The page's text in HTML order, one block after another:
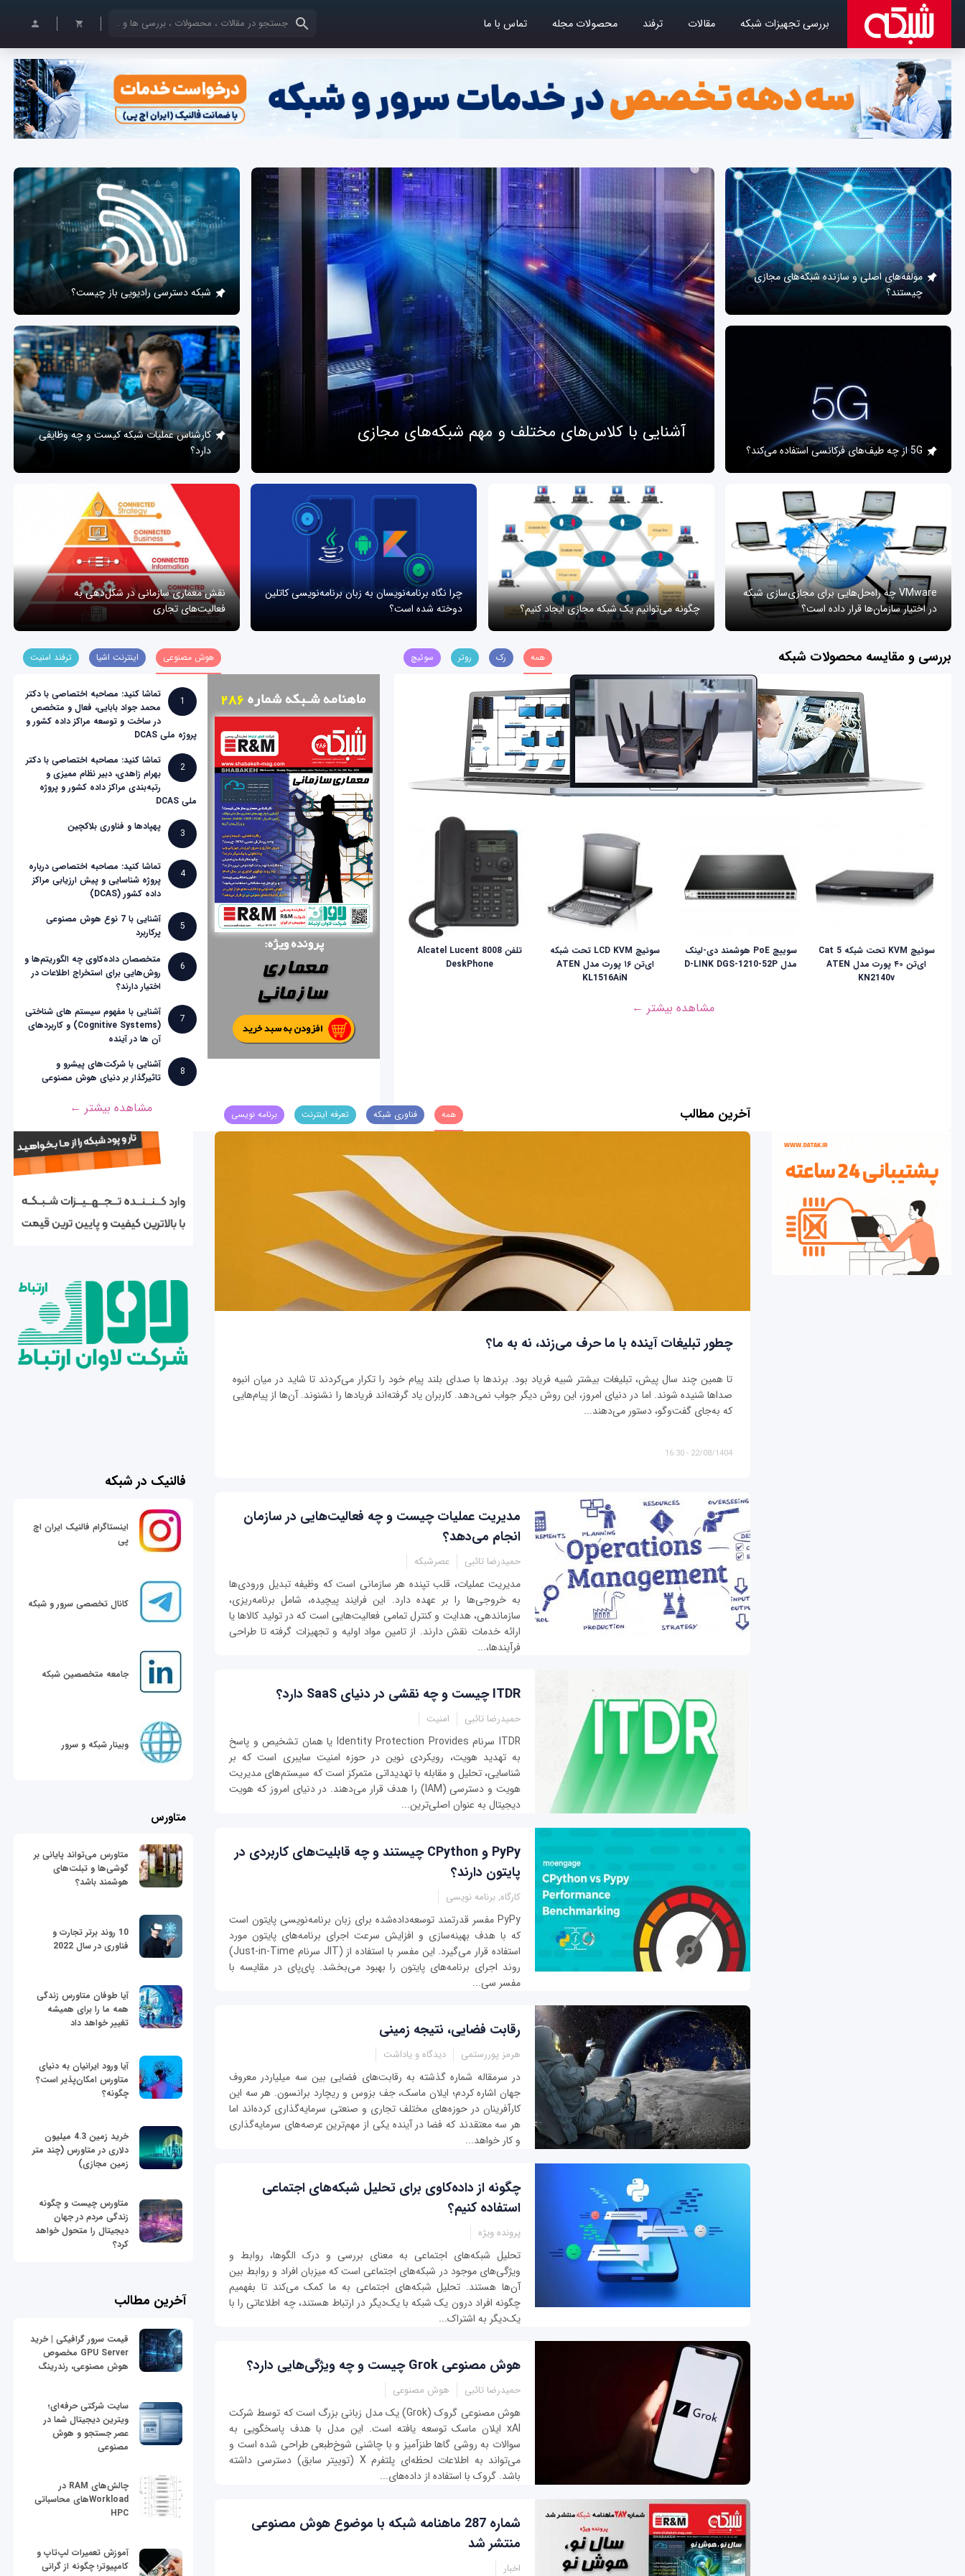
بررسی تجهیزات شبکه مقالات ترفند محصولات مجله تماس با ما کلمات کلیدی خود را وارد کنید
آشنایی با کلاس‌های مختلف و مهم شبکه‌های مجازی
مولفه‌های اصلی و سازنده شبکه‌های مجازی
چیستند؟
5G از چه طیف‌های فرکانسی استفاده می‌کند؟
شبکه دسترسی رادیویی باز چیست؟
کارشناس عملیات شبکه کیست و چه وظایفی
دارد؟
VMware چه راه‌حل‌هایی برای مجازی‌سازی شبکه
در اختیار سازمان‌ها قرار داده است؟
چگونه می‌توانیم یک شبکه مجازی ایجاد کنیم؟
چرا نگاه برنامه‌نویسان به زبان برنامه‌نویسی کاتلین
دوخته شده است؟
نقش معماری سازمانی در شکل‌دهی به
فعالیت‌های تجاری
بررسی و مقایسه محصولات شبکه همه رک روتر سوئیچ
سوئیچ KVM تحت شبکه Cat 5
ای‌تن ۴۰ پورت مدل ATEN
KN2140v
سوییچ PoE هوشمند دی-لینک
مدل D-LINK DGS-1210-52P
سوئيچ LCD KVM تحت شبکه
ای‌تن ۱۶ پورت مدل ATEN
KL1516AiN
تلفن Alcatel Lucent 8008
DeskPhone
مشاهده بیشتر ←
هوش مصنوعی اینترنت اشیا ترفند امنیت
1
تماشا کنید: مصاحبه اختصاصی با دکتر
محمد جواد بابایی، فعال و متخصص
در ساخت و توسعه مراکز داده کشور و
پروژه ملی DCAS
2
تماشا کنید: مصاحبه اختصاصی با دکتر
بهرام زاهدی، دبیر نظام ممیزی و
رتبه‌بندی مراکز داده کشور و پروژه
ملی DCAS
3
پهپادها و فناوری بلاکچین
4
تماشا کنید: مصاحبه اختصاصی درباره
پروژه شناسایی و پیش ارزیابی مراکز
داده کشور (DCAS)
5
آشنایی با 7 نوع هوش مصنوعی
پرکاربرد
6
متخصصان داده‌کاوی چه الگوریتم‌ها و
روش‌هایی برای استخراج اطلاعات در
اختیار دارند؟
7
آشنایی با مفهوم سیستم های شناختی
(Cognitive Systems) و کاربردهای
آن ها در آینده
8
آشنایی با شرکت‌های پیشرو و
تاثیرگذار بر دنیای هوش مصنوعی
مشاهده بیشتر ← آخرین مطالب همه فناوری شبکه تعرفه اینترنت برنامه نویسی
چطور تبلیغات آینده با ما حرف می‌زند، نه به ما؟
تا همین چند سال پیش، تبلیغات بیشتر شبیه فریاد بود. برندها با صدای بلند پیام خود را تکرار می‌کردند تا شاید در میان انبوه
صداها شنیده شوند. اما در دنیای امروز، این روش دیگر جواب نمی‌دهد. کاربران یاد گرفته‌اند فریادها را نشنوند. آن‌ها از پیام‌هایی
که به‌جای گفت‌وگو، دستور می‌دهند...
22/08/1404 - 16:30
مدیریت عملیات چیست و چه فعالیت‌هایی در سازمان
انجام می‌دهد؟
حمیدرضا تائبی عصرشبکه
مدیریت عملیات، قلب تپنده هر سازمانی است که وظیفه تبدیل ورودی‌ها
به خروجی‌ها را بر عهده دارد. این فرایند پیچیده، شامل برنامه‌ریزی،
سازماندهی، هدایت و کنترل تمامی فعالیت‌هایی است که در تولید کالاها یا
ارائه خدمات نقش دارند. از تامین مواد اولیه و تجهیزات گرفته تا طراحی
فرآیندها،...
ITDR چیست و چه نقشی در دنیای SaaS دارد؟
حمیدرضا تائبی امنیت
ITDR سرنام Identity Protection Provides یا همان تشخیص و پاسخ
به تهدید هویت، رویکردی نوین در حوزه امنیت سایبری است که بر
شناسایی، تحلیل و مقابله با تهدیداتی متمرکز است که سیستم‌های مدیریت
هویت و دسترسی (IAM) را هدف قرار می‌دهند. در دنیای امروز که هویت
دیجیتال به عنوان اصلی‌ترین...
PyPy و CPython چیستند و چه قابلیت‌های کاربردی در
پایتون دارند؟
کارگاه, برنامه نویسی
PyPy مفسر قدرتمند توسعه‌داده‌شده برای زبان برنامه‌نویسی پایتون است
که با هدف بهینه‌سازی و افزایش سرعت اجرای برنامه‌های پایتون مورد
استفاده قرار می‌گیرد. این مفسر با استفاده از (JIT سرنام Just-in-Time)
روند اجرای برنامه‌های پایتون را بهبود می‌بخشد. پای‌پای در مقایسه با
مفسر سی‌...
رقابت‌ فضایی، نتیجه زمینی
هرمز پوررستمی دیدگاه و یاداشت
در سرمقاله شماره گذشته به رقابت‌های فضایی بین سه میلیاردر معروف
جهان اشاره کردم؛ ایلان ماسک، جف بزوس و ریچارد برانسون. هر سه این
کارآفرینان در حوزه‌های مختلف تجاری و صنعتی سرمایه‌گذاری کرده‌اند اما
هر سه معتقدند که فضا در آینده یکی از مهم‌ترین عرصه‌های سرمایه‌گذاری
و کار خواهد...
چگونه از داده‌کاوی برای تحلیل شبکه‌های اجتماعی
استفاده کنیم؟
پرونده ویژه
تحلیل شبکه‌های اجتماعی به معنای بررسی و درک الگوها، روابط و
ویژگی‌های موجود در شبکه‌های اجتماعی است که میزبان افراد و روابط بین
آن‌ها هستند. تحلیل شبکه‌های اجتماعی به ما کمک می‌کند تا بفهمیم
چگونه افراد درون یک شبکه با یک‌دیگر در ارتباط هستند، چه اطلاعاتی را با
یک‌دیگر به اشتراک...
هوش مصنوعی Grok چیست و چه ویژگی‌هایی دارد؟
حمیدرضا تائبی هوش مصنوعی
هوش مصنوعی گروک (Grok) یک مدل زبانی بزرگ است که توسط شرکت
xAI ایلان ماسک توسعه یافته است. این مدل با هدف پاسخگویی به
سوالات به روشی گاها طنزآمیز و با چاشنی شوخ‌طبعی طراحی شده است و
می‌تواند به اطلاعات لحظه‌ای پلتفرم X (توییتر سابق) دسترسی داشته
باشد. گروک با استفاده از داده‌های...
شماره 287 ماهنامه شبکه با موضوع هوش مصنوعی
منتشر شد
اخبار
فالنیک در شبکه
اینستاگرام فالنیک ایران اچ
پی
کانال تخصصی سرور و شبکه
جامعه متخصصین شبکه
وبینار شبکه و سرور
متاورس
متاورس می‌تواند پایانی بر
گوشی‌ها و تبلت‌های
هوشمند باشد؟
10 روند برتر تجارت و
فناوری در سال 2022
آیا طوفان متاورس زندگی
همه ما را برای همیشه
تغییر خواهد داد
آیا ورود ایرانیان به دنیای
متاورس امکان‌پذیر است؟
چگونه؟
خرید زمین 4.3 میلیون
دلاری در متاورس (چند متر
زمین مجازی)
متاورس چیست و چگونه
زندگی مردم در جهان
دیجیتال را متحول خواهد
کرد؟
آخرین مطالب
قیمت سرور گرافیکی | خرید
GPU Server مخصوص
هوش مصنوعی، رندرینگ
سایت شرکتی حرفه‌ای؛
ویترین دیجیتال شما در
عصر جستجو و هوش
مصنوعی
چالش‌های RAM در
Workloadهای محاسباتی
HPC
آموزش تعمیرات لپ‌تاپ و
کامپیوتر؛ چگونه از گرانی